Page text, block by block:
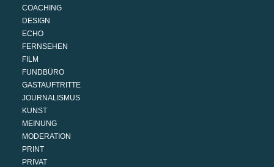
COACHING
DESIGN
ECHO
FERNSEHEN
FILM
FUNDBÜRO
GASTAUFTRITTE
JOURNALISMUS
KUNST
MEINUNG
MODERATION
PRINT
PRIVAT